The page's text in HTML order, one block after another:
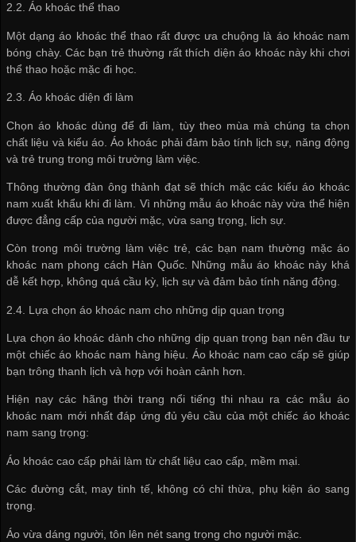
2.2. Áo khoác thể thao
Một dạng áo khoác thể thao rất được ưa chuộng là áo khoác nam
bóng chày. Các bạn trẻ thường rất thích diện áo khoác này khi chơi
thể thao hoặc mặc đi học.
2.3. Áo khoác diện đi làm
Chọn áo khoác dùng để đi làm, tùy theo mùa mà chúng ta chọn
chất liệu và kiểu áo. Áo khoác phải đảm bảo tính lịch sự, năng động
và trẻ trung trong môi trường làm việc.
Thông thường đàn ông thành đạt sẽ thích mặc các kiểu áo khoác
nam xuất khẩu khi đi làm. Vì những mẫu áo khoác này vừa thể hiện
được đẳng cấp của người mặc, vừa sang trọng, lich sự.
Còn trong môi trường làm việc trẻ, các bạn nam thường mặc áo
khoác nam phong cách Hàn Quốc. Những mẫu áo khoác này khá
dễ kết hợp, không quá cầu kỳ, lịch sự và đảm bảo tính năng động.
2.4. Lựa chọn áo khoác nam cho những dịp quan trọng
Lựa chọn áo khoác dành cho những dịp quan trọng bạn nên đầu tư
một chiếc áo khoác nam hàng hiệu. Áo khoác nam cao cấp sẽ giúp
bạn trông thanh lịch và hợp với hoàn cảnh hơn.
Hiện nay các hãng thời trang nổi tiếng thi nhau ra các mẫu áo
khoác nam mới nhất đáp ứng đủ yêu cầu của một chiếc áo khoác
nam sang trọng:
Áo khoác cao cấp phải làm từ chất liệu cao cấp, mềm mại.
Các đường cắt, may tinh tế, không có chỉ thừa, phụ kiện áo sang
trọng.
Áo vừa dáng người, tôn lên nét sang trọng cho người mặc.